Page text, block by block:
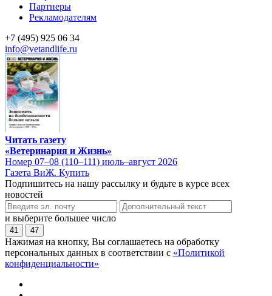
Партнеры
Рекламодателям
+7 (495) 925 06 34
info@vetandlife.ru
Читать газету
«Ветеринария и Жизнь»
Номер 07–08 (110–111) июль–август 2026
Газета ВиЖ. Купить
Подпишитесь на нашу рассылку и будьте в курсе всех
новостей
и выберите большее число
41 47
Нажимая на кнопку, Вы соглашаетесь на обработку
персональных данных в соответствии с «Политикой
конфиденциальности»